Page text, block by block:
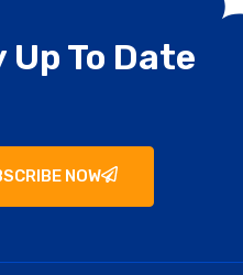
To Date
NOW